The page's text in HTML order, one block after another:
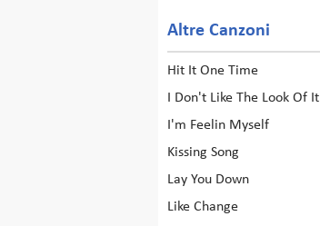
Altre Canzoni
Hit It One Time
I Don't Like The Look Of It
I'm Feelin Myself
Kissing Song
Lay You Down
Like Change